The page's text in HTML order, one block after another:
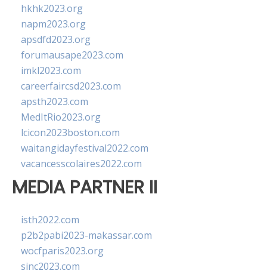
hkhk2023.org
napm2023.org
apsdfd2023.org
forumausape2023.com
imkl2023.com
careerfaircsd2023.com
apsth2023.com
MedItRio2023.org
lcicon2023boston.com
waitangidayfestival2022.com
vacancesscolaires2022.com
MEDIA PARTNER II
isth2022.com
p2b2pabi2023-makassar.com
wocfparis2023.org
sinc2023.com